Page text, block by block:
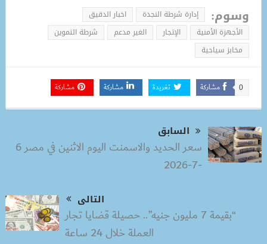
وسوم: إدارة شرطة النجدة
اخبار الدقيق
الأجهزة الأمنية
الإتجار الغير مدعم
شرطة التموين
مخابز سياحية
مشاركة 0 تغريدة مشاركة مشاركة
السابق
سعر الحديد والاسمنت اليوم الاثنين في مصر 6
-7-2026
التالى
“بقيمة 7 مليون جنيه”.. حصيلة قضايا تجار
العملة خلال 24 ساعة